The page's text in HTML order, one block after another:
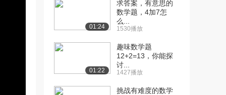
01:24
求答案，有意思的
数学题，4加7怎
么...
1530播放
01:22
趣味数学题
12+2=13，你能探
讨...
1427播放
挑战有难度的数学